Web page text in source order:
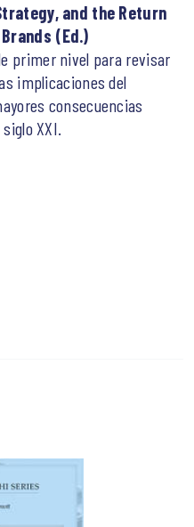
and the Return
(Ed.)
primer nivel para revisar
implicaciones del
consecuencias
XXI.